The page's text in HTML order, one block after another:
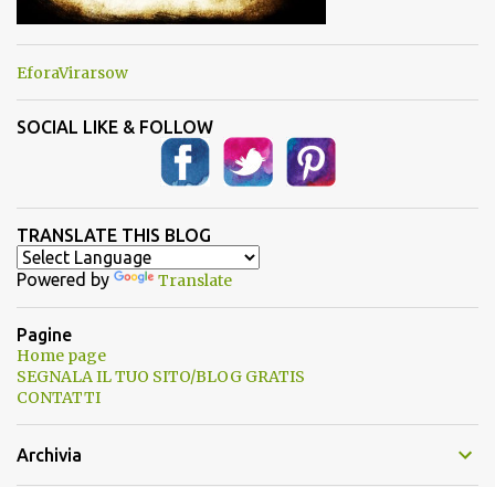
EforaVirarsow
SOCIAL LIKE & FOLLOW
TRANSLATE THIS BLOG
Powered by Translate
Pagine
Home page
SEGNALA IL TUO SITO/BLOG GRATIS
CONTATTI
Archivia